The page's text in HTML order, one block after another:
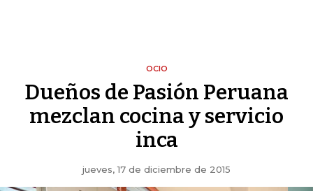
OCIO
Dueños de Pasión Peruana
mezclan cocina y servicio
inca
jueves, 17 de diciembre de 2015